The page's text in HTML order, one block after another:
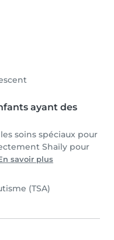
ayant des
soins spéciaux pour
Shaïly pour
savoir plus
(TSA)